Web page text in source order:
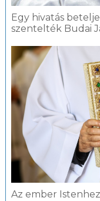
Egy hivatás
szentelték Budai
Az ember